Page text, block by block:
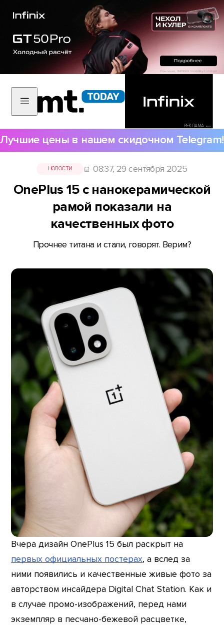
РЕКЛАМА •••
Лучшие цены в нашем скидочном Telegram!
НОВОСТИ 08:37, 29 сентября 2025
OnePlus 15 с нанокерамической
рамой показали на
качественных фото
Прочнее титана и стали, говорят. Верим?
Вчера дизайн OnePlus 15 был раскрыт на
первых официальных постерах, а вслед за
ними появились и качественные живые фото за
авторством инсайдера Digital Chat Station. Как и
в случае промо-изображений, перед нами
экземпляр в песчано-бежевой расцветке,